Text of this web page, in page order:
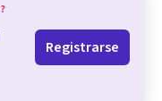
?
Registrarse